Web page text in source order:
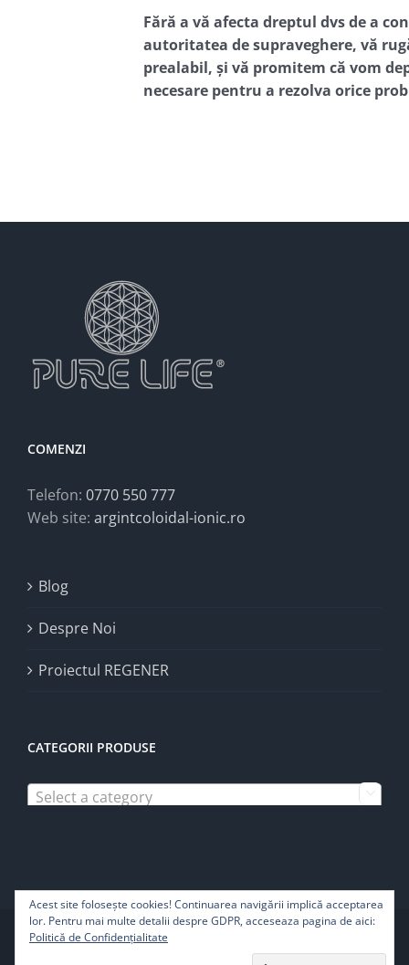
Fără a vă afecta dreptul dvs de a
autoritatea de supraveghere, vă
prealabil, și vă promitem că vom
necesare pentru a rezolva orice
COMENZI
Telefon: 0770 550 777
Web site: argintcoloidal-ionic.ro
Blog
Despre Noi
Proiectul REGENER
CATEGORII PRODUSE
Select a category 
Copyright 2022 | Pure Life SRL - Toate drepturile rezervate
Acest site foloseşte cookies! Continuarea navigării implică acceptarea
lor. Pentru mai multe detalii despre GDPR, acceseaza pagina de aici:
Politică de Confidențialitate